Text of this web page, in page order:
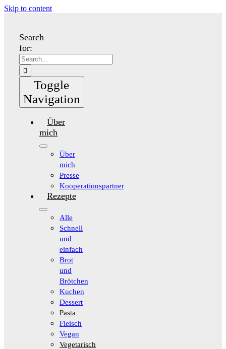
Skip to content
Search
for:
Toggle
Navigation
Über
mich
Über
mich
Presse
Kooperationspartner
Rezepte
Alle
Schnell
und
einfach
Brot
und
Brötchen
Kuchen
Dessert
Pasta
Fleisch
Vegan
Vegetarisch